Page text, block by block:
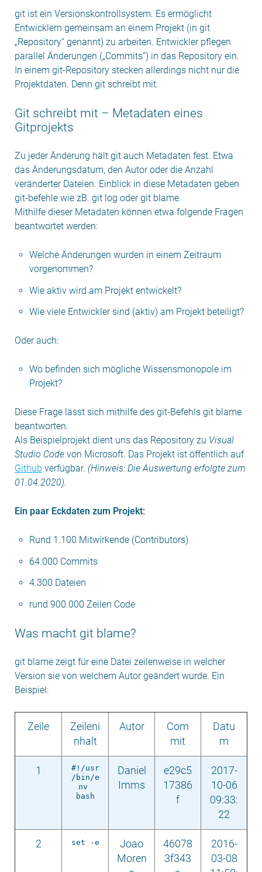
git ist ein Versionskontrollsystem. Es ermöglicht
Entwicklern gemeinsam an einem Projekt (in git
„Repository“ genannt) zu arbeiten. Entwickler pflegen
parallel Änderungen („Commits“) in das Repository ein.
In einem git-Repository stecken allerdings nicht nur die
Projektdaten. Denn git schreibt mit.
Git schreibt mit – Metadaten eines
Gitprojekts
Zu jeder Änderung hält git auch Metadaten fest. Etwa
das Änderungsdatum, den Autor oder die Anzahl
veränderter Dateien. Einblick in diese Metadaten geben
git-befehle wie zB. git log oder git blame.
Mithilfe dieser Metadaten können etwa folgende Fragen
beantwortet werden:
Welche Änderungen wurden in einem Zeitraum
vorgenommen?
Wie aktiv wird am Projekt entwickelt?
Wie viele Entwickler sind (aktiv) am Projekt beteiligt?
Oder auch:
Wo befinden sich mögliche Wissensmonopole im
Projekt?
Diese Frage lässt sich mithilfe des git-Befehls git blame
beantworten.
Als Beispielprojekt dient uns das Repository zu Visual
Studio Code von Microsoft. Das Projekt ist öffentlich auf
Github verfügbar. (Hinweis: Die Auswertung erfolgte zum
01.04.2020).
Ein paar Eckdaten zum Projekt:
Rund 1.100 Mitwirkende (Contributors)
64.000 Commits
4.300 Dateien
rund 900.000 Zeilen Code
Was macht git blame?
git blame zeigt für eine Datei zeilenweise in welcher
Version sie von welchem Autor geändert wurde. Ein
Beispiel:
Zeile
Zeileni
nhalt
Autor
Com
mit
Datu
m
1
#!/usr
/bin/e
nv
bash
Daniel
Imms
e29c5
17386
f
2017-
10-06
09:33:
22
2 set -e
Joao
Moren
46078
3f343
2016-
03-08